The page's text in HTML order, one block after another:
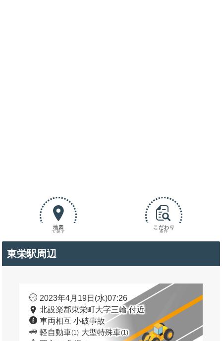
地図
で探す
こだわり
条件
東栄駅周辺
2023年4月19日(水)07:26
北設楽郡東栄町大字三輪 付近
車両相互 小破事故
軽自動車(1) 大型特殊車(1)